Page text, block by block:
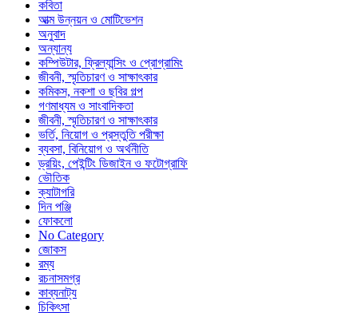
কবিতা
আত্ম উন্নয়ন ও মোটিভেশন
অনুবাদ
অন্যান্য
কম্পিউটার, ফ্রিল্যান্সিং ও প্রোগ্রামিং
জীবনী, স্মৃতিচারণ ও সাক্ষাৎকার
কমিকস, নকশা ও ছবির গল্প
গণমাধ্যম ও সাংবাদিকতা
জীবনী, স্মৃতিচারণ ও সাক্ষাৎকার
ভর্তি, নিয়োগ ও প্রস্তুতি পরীক্ষা
ব্যবসা, বিনিয়োগ ও অর্থনীতি
ড্রয়িং, পেইন্টিং ডিজাইন ও ফটোগ্রাফি
ভৌতিক
ক্যাটাগরি
দিন পঞ্জি
ফোকলো
No Category
জোকস
রম্য
রচনাসমগ্র
কাব্যনাট্য
চিকিৎসা